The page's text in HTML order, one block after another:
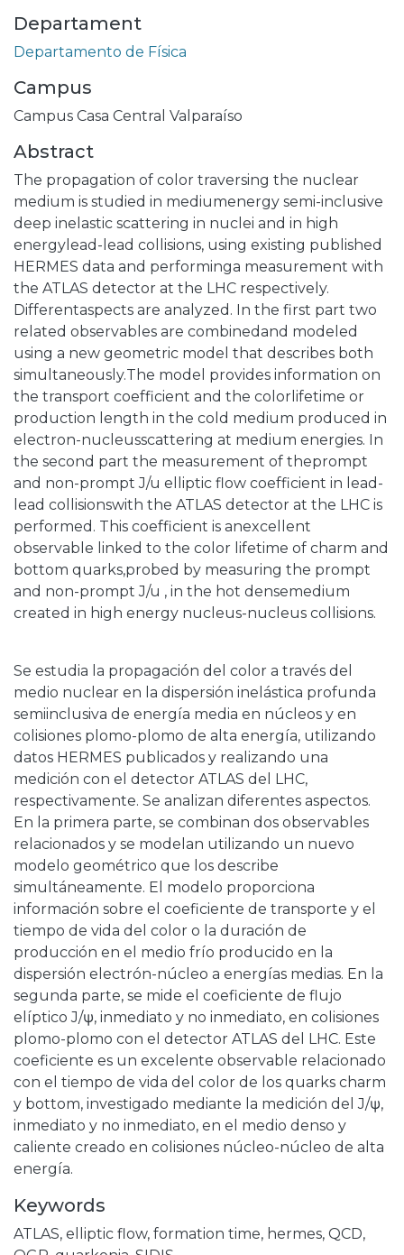
Departament
Departamento de Física
Campus
Campus Casa Central Valparaíso
Abstract
The propagation of color traversing the nuclear
medium is studied in mediumenergy semi-inclusive
deep inelastic scattering in nuclei and in high
energylead-lead collisions, using existing published
HERMES data and performinga measurement with
the ATLAS detector at the LHC respectively.
Differentaspects are analyzed. In the first part two
related observables are combinedand modeled
using a new geometric model that describes both
simultaneously.The model provides information on
the transport coefficient and the colorlifetime or
production length in the cold medium produced in
electron-nucleusscattering at medium energies. In
the second part the measurement of theprompt
and non-prompt J/u elliptic flow coefficient in lead-
lead collisionswith the ATLAS detector at the LHC is
performed. This coefficient is anexcellent
observable linked to the color lifetime of charm and
bottom quarks,probed by measuring the prompt
and non-prompt J/u , in the hot densemedium
created in high energy nucleus-nucleus collisions.
Se estudia la propagación del color a través del
medio nuclear en la dispersión inelástica profunda
semiinclusiva de energía media en núcleos y en
colisiones plomo-plomo de alta energía, utilizando
datos HERMES publicados y realizando una
medición con el detector ATLAS del LHC,
respectivamente. Se analizan diferentes aspectos.
En la primera parte, se combinan dos observables
relacionados y se modelan utilizando un nuevo
modelo geométrico que los describe
simultáneamente. El modelo proporciona
información sobre el coeficiente de transporte y el
tiempo de vida del color o la duración de
producción en el medio frío producido en la
dispersión electrón-núcleo a energías medias. En la
segunda parte, se mide el coeficiente de flujo
elíptico J/ψ, inmediato y no inmediato, en colisiones
plomo-plomo con el detector ATLAS del LHC. Este
coeficiente es un excelente observable relacionado
con el tiempo de vida del color de los quarks charm
y bottom, investigado mediante la medición del J/ψ,
inmediato y no inmediato, en el medio denso y
caliente creado en colisiones núcleo-núcleo de alta
energía.
Keywords
ATLAS, elliptic flow, formation time, hermes, QCD,